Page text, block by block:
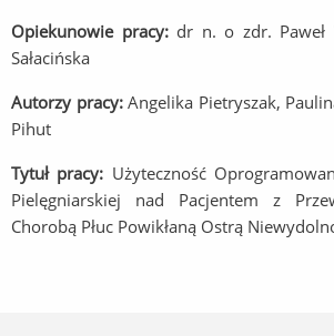
Opiekunowie pracy: dr n. o zdr. Paweł
Sałacińska
Autorzy pracy: Angelika Pietryszak,
Pihut
Tytuł pracy: Użyteczność
Pielęgniarskiej nad Pacjentem z
Chorobą Płuc Powikłaną Ostrą